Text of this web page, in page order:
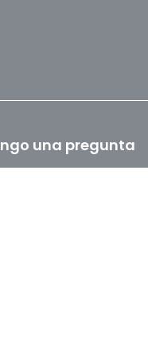
una pregunta